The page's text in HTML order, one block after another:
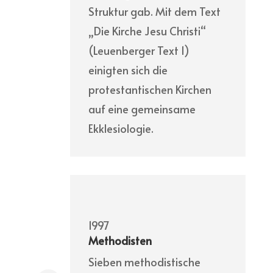
Struktur gab. Mit dem Text
„Die Kirche Jesu Christi“
(Leuenberger Text 1)
einigten sich die
protestantischen Kirchen
auf eine gemeinsame
Ekklesiologie.
1997
Methodisten
Sieben methodistische